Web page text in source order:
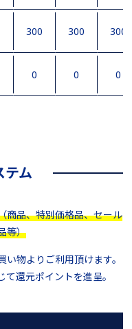
300 300 300
0 0 0
テム
商品、特別価格品、セール
等）
物よりご利用頂けます。
還元ポイントを進呈。